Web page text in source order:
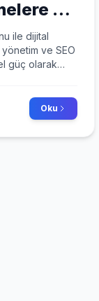
Ne
ile dijital
ve SEO
güç olarak
Oku